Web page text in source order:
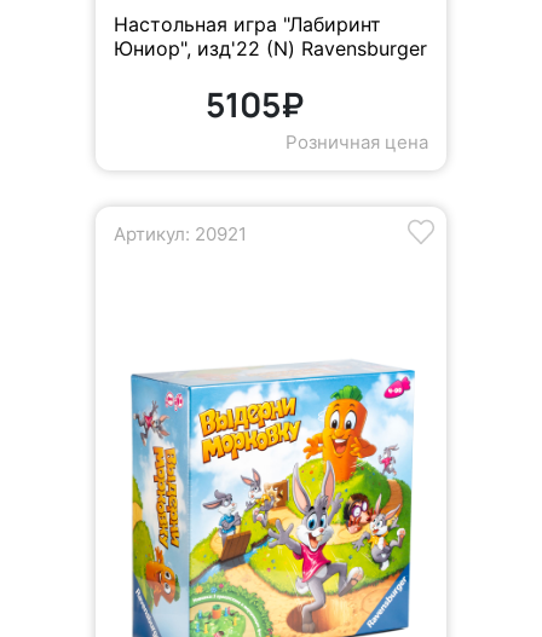
Настольная игра "Лабиринт
Юниор", изд'22 (N) Ravensburger
5105₽
Розничная цена
Артикул: 20921